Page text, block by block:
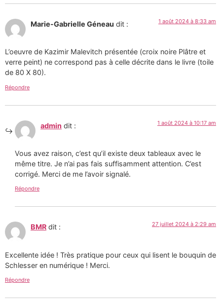
Marie-Gabrielle Géneau dit : 1 août 2024 à 8:33 am
L’oeuvre de Kazimir Malevitch présentée (croix noire Plâtre et
verre peint) ne correspond pas à celle décrite dans le livre (toile
de 80 X 80).
Répondre
admin dit : 1 août 2024 à 10:17 am
Vous avez raison, c’est qu’il existe deux tableaux avec le
même titre. Je n’ai pas fais suffisamment attention. C’est
corrigé. Merci de me l’avoir signalé.
Répondre
BMR dit : 27 juillet 2024 à 2:29 am
Excellente idée ! Très pratique pour ceux qui lisent le bouquin de
Schlesser en numérique ! Merci.
Répondre